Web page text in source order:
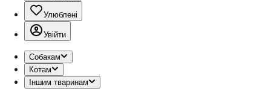
Улюблені
Увійти
Собакам
Котам
Іншим тваринам